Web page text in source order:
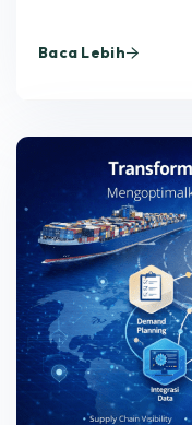
Baca Lebih